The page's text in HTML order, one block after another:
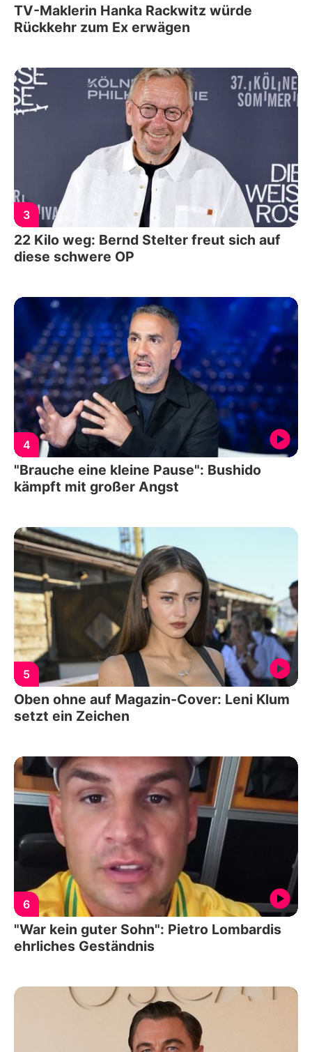
TV-Maklerin Hanka Rackwitz würde
Rückkehr zum Ex erwägen
3
22 Kilo weg: Bernd Stelter freut sich auf
diese schwere OP
4
"Brauche eine kleine Pause": Bushido
kämpft mit großer Angst
5
Oben ohne auf Magazin-Cover: Leni Klum
setzt ein Zeichen
6
"War kein guter Sohn": Pietro Lombardis
ehrliches Geständnis